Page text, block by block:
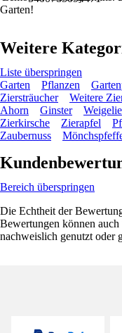
Garten!
Weitere
Liste überspringen
Garten
Pflanzen
Ziersträucher
Weitere
Ahorn
Ginster Weigelie
Zierkirsche
Zierapfel
Zaubernuss
Bereich überspringen
Die Echtheit der
Bewertungen können
nachweislich genutzt oder